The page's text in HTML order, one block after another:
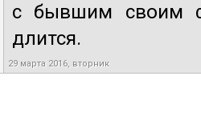
с бывшим своим
длится.
29 марта 2016, вторник